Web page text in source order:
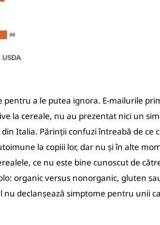
pentru a le putea ignora. E-mailurile
la cereale, nu au prezentat nici un
Italia. Părinții confuzi întreabă de ce
la copiii lor, dar nu și în alte
ce nu este bine cunoscut de
organic versus nonorganic, gluten
declanșează simptome pentru unii